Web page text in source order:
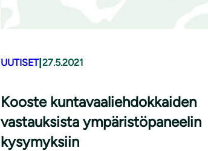
UUTISET| 27.5.2021
Kooste kun­ta­vaa­lieh­dok­kai­den
vastauksista ym­pä­ris­tö­pa­nee­lin
kysymyksiin